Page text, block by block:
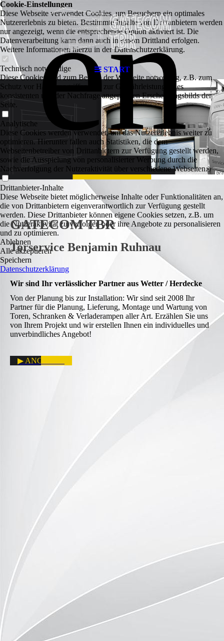
START
en
GATECOM TBR
Torservice Benjamin Ruhnau
Wir sind Ihr verlässlicher Partner aus Wetter / Herdecke
Von der Planung bis zur Installation: Wir sind seit 2008 Ihr
Partner für die Planung, Lieferung, Montage und Wartung von
Toren, Schranken & Verladerampen aller Art. Erzählen Sie uns
von Ihrem Projekt und wir erstellen Ihnen ein individuelles und
unverbindliches Angebot!
▶ ANGEBOT
Cookie-Einstellungen
Diese Webseite verwendet Cookies, um Besuchern ein optimales
Nutzererlebnis zu bieten. Bestimmte Inhalte von Drittanbietern werden
nur angezeigt, wenn die entsprechende Option aktiviert ist. Die
Datenverarbeitung kann dann auch in einem Drittland erfolgen.
Weitere Informationen hierzu in der Datenschutzerklärung.
Technisch notwendige
Diese Cookies sind zum Betrieb der Webseite notwendig, z.B. zum
Schutz vor Hackerangriffen und zur Gewährleistung eines
konsistenten und der Nachfrage angepassten Erscheinungsbilds der
Seite.
Analytische
Diese Cookies werden verwendet, um das Nutzererlebnis weiter zu
optimieren. Hierunter fallen auch Statistiken, die dem
Webseitenbetreiber von Drittanbietern zur Verfügung gestellt werden,
sowie die Ausspielung von personalisierter Werbung durch die
Nachverfolgung der Nutzeraktivität über verschiedene Webseiten.
Drittanbieter-Inhalte
Diese Webseite bietet möglicherweise Inhalte oder Funktionalitäten an,
die von Drittanbietern eigenverantwortlich zur Verfügung gestellt
werden. Diese Drittanbieter können eigene Cookies setzen, z.B. um
die Nutzeraktivität zu verfolgen oder ihre Angebote zu personalisieren
und zu optimieren.
Ablehnen
Alle akzeptieren
Speichern
Datenschutzerklärung